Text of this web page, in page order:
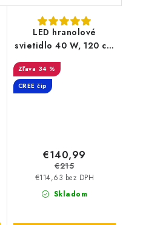
LED hranolové
svietidlo 40 W, 120 cm
– CREE čip, 4800 lm |
10 PACK
34 %
CREE čip
Skladom
€114,63 bez DPH
€140,99
€215